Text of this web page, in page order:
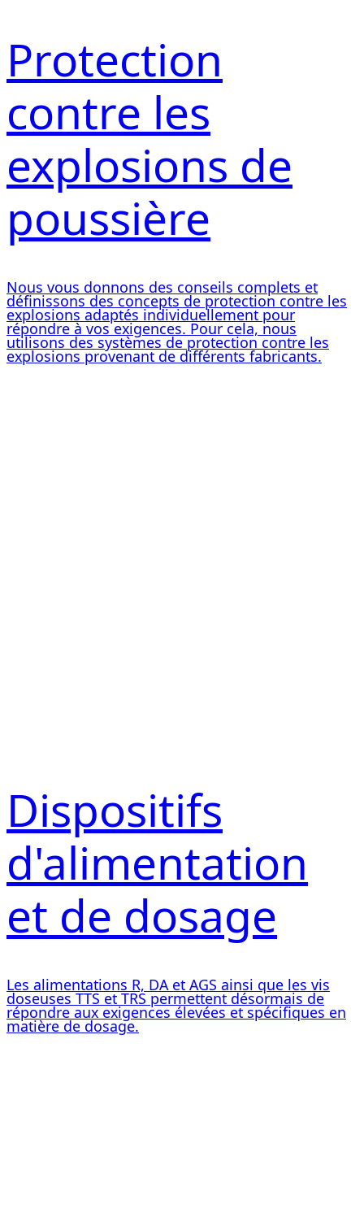
Protection
contre les
explosions de
poussière
Nous vous donnons des conseils complets et
définissons des concepts de protection contre les
explosions adaptés individuellement pour
répondre à vos exigences. Pour cela, nous
utilisons des systèmes de protection contre les
explosions provenant de différents fabricants.
Dispositifs
d'alimentation
et de dosage
Les alimentations R, DA et AGS ainsi que les vis
doseuses TTS et TRS permettent désormais de
répondre aux exigences élevées et spécifiques en
matière de dosage.